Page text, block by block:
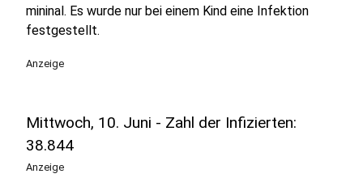
mininal. Es wurde nur bei einem Kind eine Infektion
festgestellt.
Anzeige
Mittwoch, 10. Juni - Zahl der Infizierten:
38.844
Anzeige